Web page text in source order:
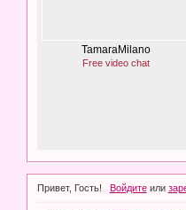
Привет, Гость! Войдитеили